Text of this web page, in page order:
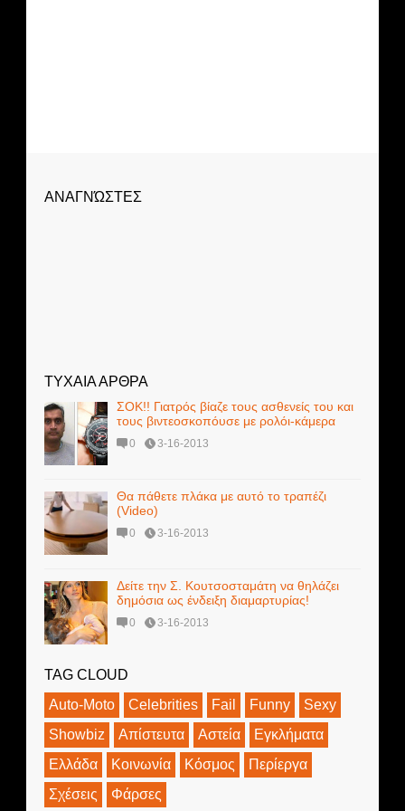
ΑΝΑΓΝΏΣΤΕΣ
ΤΥΧΑΙΑ ΑΡΘΡΑ
ΣΟΚ!! Γιατρός βίαζε τους ασθενείς του και
τους βιντεοσκοπόυσε με ρολόι-κάμερα
0 3-16-2013
Θα πάθετε πλάκα με αυτό το τραπέζι
(Video)
0 3-16-2013
Δείτε την Σ. Κουτσοσταμάτη να θηλάζει
δημόσια ως ένδειξη διαμαρτυρίας!
0 3-16-2013
TAG CLOUD
Auto-Moto
Celebrities Fail Funny
Sexy
Showbiz
Απίστευτα Αστεία
Εγκλήματα
Ελλάδα
Κοινωνία Κόσμος
Περίεργα
Σχέσεις
Φάρσες